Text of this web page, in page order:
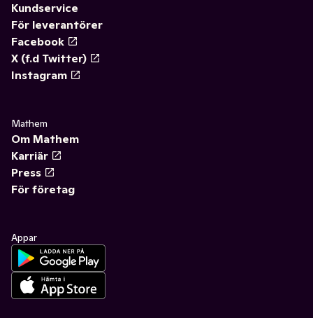
Kundservice
För leverantörer
Facebook
X (f.d Twitter)
Instagram
Mathem
Om Mathem
Karriär
Press
För företag
Appar